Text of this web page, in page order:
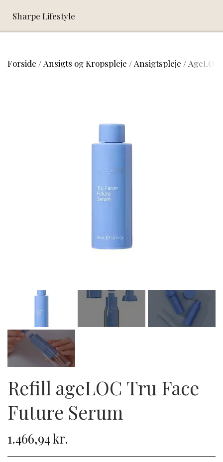
Sharpe Lifestyle
Forside Ansigts og Kropspleje Ansigtspleje
Refill ageLOC Tru Face
Future Serum
1.466,94 kr.